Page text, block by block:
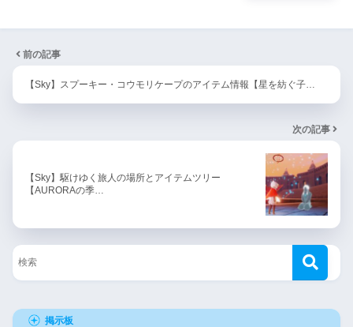
前の記事
【Sky】スプーキー・コウモリケープのアイテム情報【星を紡ぐ子…
次の記事
【Sky】駆けゆく旅人の場所とアイテムツリー
【AURORAの季…
掲示板